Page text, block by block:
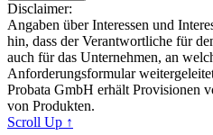
Disclaimer:
Angaben über Interessen und
hin, dass der Verantwortliche für
auch für das Unternehmen, an
Anforderungsformular
Probata GmbH erhält Provisionen
von Produkten.
Scroll Up ↑